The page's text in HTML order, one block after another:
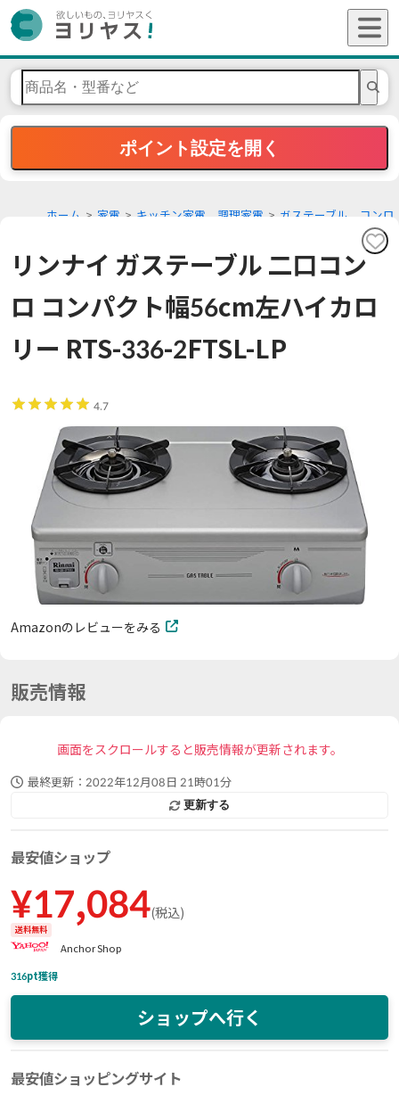
ポイント設定を開く
ホーム 家電 キッチン家電、調理家電 ガステーブル、コンロ
リンナイ ガステーブル 二口コン
ロ コンパクト幅56cm左ハイカロ
リー RTS-336-2FTSL-LP
4.7
Amazonのレビューをみる
販売情報
画面をスクロールすると販売情報が更新されます。
最終更新： 2022年12月08日 21時01分
更新する
最安値ショップ
¥17,084(税込)
送料無料
Anchor Shop
316pt獲得
ショップへ行く
最安値ショッピングサイト